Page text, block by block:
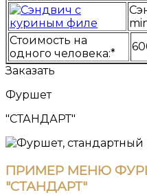
Стоимость на
одного человека:*
Заказать
Фуршет
"СТАНДАРТ"
ПРИМЕР МЕНЮ
"СТАНДАРТ"